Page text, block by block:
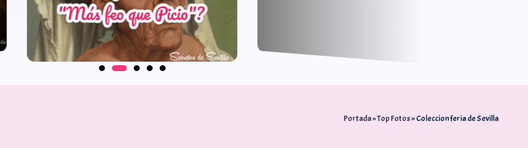
Portada»Top Fotos»Coleccion feria de Sevilla